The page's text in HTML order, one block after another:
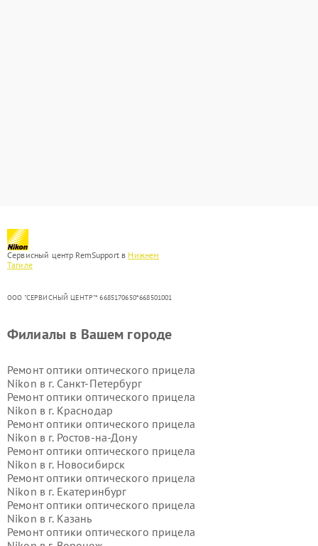
Сервисный центр RemSupport в Нижнем
Тагиле
ООО "СЕРВИСНЫЙ ЦЕНТР"* 6685170650*668501001
Филиалы в Вашем городе
Ремонт оптики оптического прицела
Nikon в г. Санкт-Петербург
Ремонт оптики оптического прицела
Nikon в г. Краснодар
Ремонт оптики оптического прицела
Nikon в г. Ростов-на-Дону
Ремонт оптики оптического прицела
Nikon в г. Новосибирск
Ремонт оптики оптического прицела
Nikon в г. Екатеринбург
Ремонт оптики оптического прицела
Nikon в г. Казань
Ремонт оптики оптического прицела